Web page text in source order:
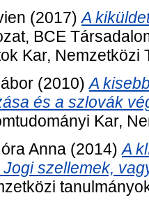
(2017)A
BCE
Kar, Nemzetközi
(2010)A
és a szlovák
Kar,
Anna (2014)A
Jogi szellemek,